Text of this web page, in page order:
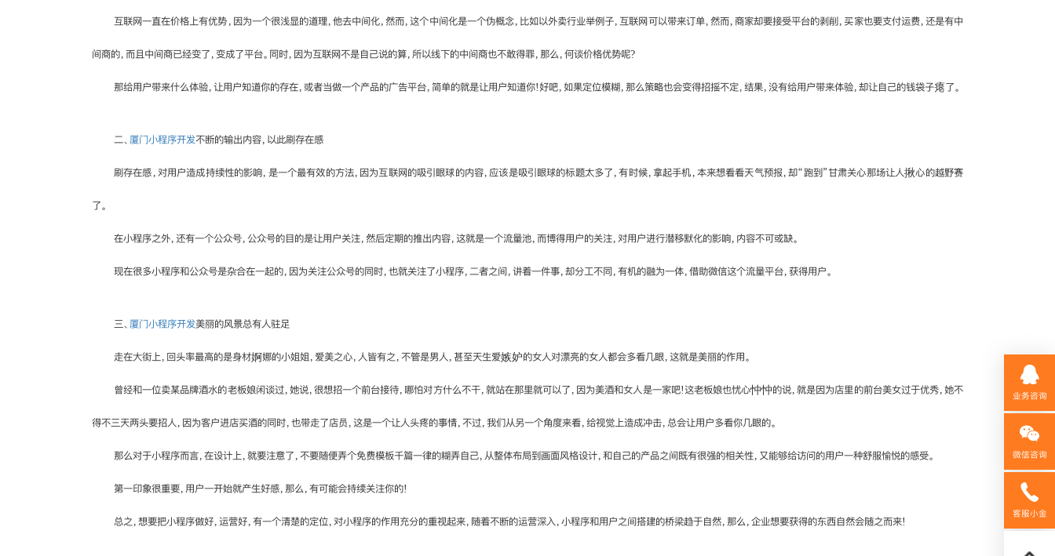
业务咨询
微信咨询
客服小金
互联网一直在价格上有优势，因为一个很浅显的道理，他去中间化，然而，这个中间化是一个伪概念，比如以外卖行业举例子，互联网可以带来订单，然而，商家却要接受平台的剥削，买家也要支付运费，还是有中
间商的，而且中间商已经变了，变成了平台。同时，因为互联网不是自己说的算，所以线下的中间商也不敢得罪，那么，何谈价格优势呢?
那给用户带来什么体验，让用户知道你的存在，或者当做一个产品的广告平台，简单的就是让用户知道你!好吧，如果定位模糊，那么策略也会变得招摇不定，结果，没有给用户带来体验，却让自己的钱袋子瘪了。
二、 厦门小程序开发不断的输出内容，以此刷存在感
刷存在感，对用户造成持续性的影响，是一个最有效的方法，因为互联网的吸引眼球的内容，应该是吸引眼球的标题太多了，有时候，拿起手机，本来想看看天气预报，却“跑到”甘肃关心那场让人揪心的越野赛
了。
在小程序之外，还有一个公众号，公众号的目的是让用户关注，然后定期的推出内容，这就是一个流量池，而博得用户的关注，对用户进行潜移默化的影响，内容不可或缺。
现在很多小程序和公众号是杂合在一起的，因为关注公众号的同时，也就关注了小程序，二者之间，讲着一件事，却分工不同，有机的融为一体，借助微信这个流量平台，获得用户。
三、 厦门小程序开发美丽的风景总有人驻足
走在大街上，回头率最高的是身材婀娜的小姐姐，爱美之心，人皆有之，不管是男人，甚至天生爱嫉妒的女人对漂亮的女人都会多看几眼，这就是美丽的作用。
曾经和一位卖某品牌酒水的老板娘闲谈过，她说，很想招一个前台接待，哪怕对方什么不干，就站在那里就可以了，因为美酒和女人是一家吧!这老板娘也忧心忡忡的说，就是因为店里的前台美女过于优秀，她不
得不三天两头要招人，因为客户进店买酒的同时，也带走了店员，这是一个让人头疼的事情，不过，我们从另一个角度来看，给视觉上造成冲击，总会让用户多看你几眼的。
那么对于小程序而言，在设计上，就要注意了，不要随便弄个免费模板千篇一律的糊弄自己，从整体布局到画面风格设计，和自己的产品之间既有很强的相关性，又能够给访问的用户一种舒服愉悦的感受。
第一印象很重要，用户一开始就产生好感，那么，有可能会持续关注你的!
总之，想要把小程序做好，运营好，有一个清楚的定位，对小程序的作用充分的重视起来，随着不断的运营深入，小程序和用户之间搭建的桥梁趋于自然，那么，企业想要获得的东西自然会随之而来!